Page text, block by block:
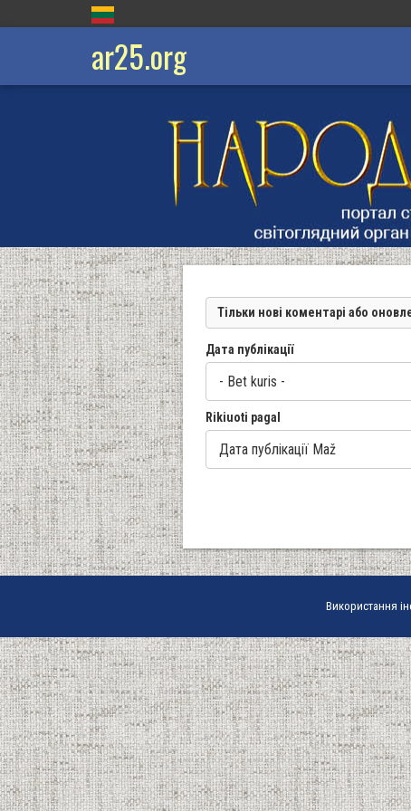
ar25.org
Тільки нові коментарі або
Дата публікації
Rikiuoti pagal
Використання